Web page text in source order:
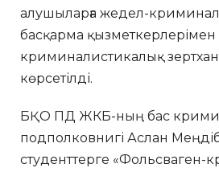
алушыларға жедел-
басқарма
криминалистикалық
көрсетілді.
БҚО ПД ЖКБ-ның бас
подполковнигі Аслан
студенттерге «Фольсваген-